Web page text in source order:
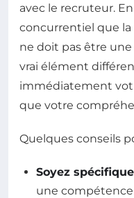
avec le recruteur.
concurrentiel que
ne doit pas être
vrai élément
immédiatement
que votre
Quelques conseils
Soyez spécifique
une